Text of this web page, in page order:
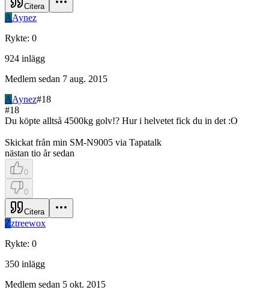
Citera
AAynez
Rykte: 0
924 inlägg
Medlem sedan 7 aug. 2015
AAynez#18
#18
Du köpte alltså 4500kg golv!? Hur i helvetet fick du in det :O
Skickat från min SM-N9005 via Tapatalk
nästan tio år sedan
0
0
Citera
Zztreewox
Rykte: 0
350 inlägg
Medlem sedan 5 okt. 2015